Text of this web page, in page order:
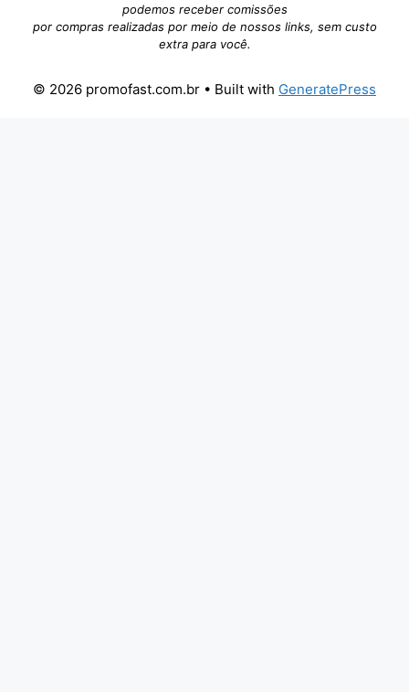
podemos receber comissões
por compras realizadas por meio de nossos links, sem custo
extra para você.
© 2026 promofast.com.br • Built with GeneratePress